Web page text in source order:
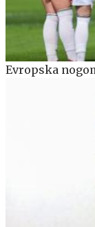
Evropska